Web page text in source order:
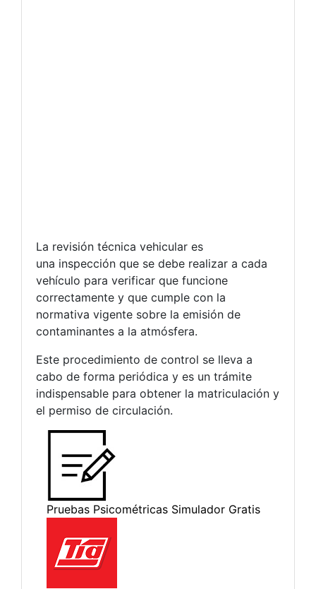
La revisión técnica vehicular es
una inspección que se debe realizar a cada
vehículo para verificar que funcione
correctamente y que cumple con la
normativa vigente sobre la emisión de
contaminantes a la atmósfera.
Este procedimiento de control se lleva a
cabo de forma periódica y es un trámite
indispensable para obtener la matriculación y
el permiso de circulación.